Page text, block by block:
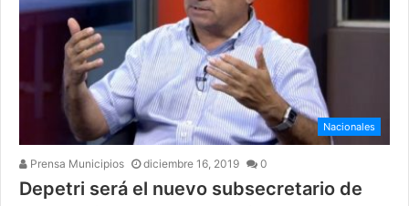
Nacionales
Prensa Municipios diciembre 16, 2019 0
Depetri será el nuevo subsecretario de